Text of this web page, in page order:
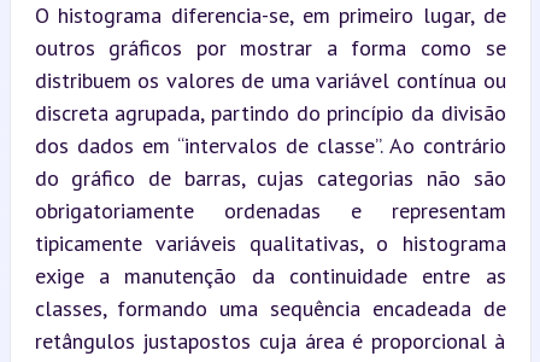
O histograma diferencia-se, em primeiro lugar, de
outros gráficos por mostrar a forma como se
distribuem os valores de uma variável contínua ou
discreta agrupada, partindo do princípio da divisão
dos dados em “intervalos de classe”. Ao contrário
do gráfico de barras, cujas categorias não são
obrigatoriamente ordenadas e representam
tipicamente variáveis qualitativas, o histograma
exige a manutenção da continuidade entre as
classes, formando uma sequência encadeada de
retângulos justapostos cuja área é proporcional à